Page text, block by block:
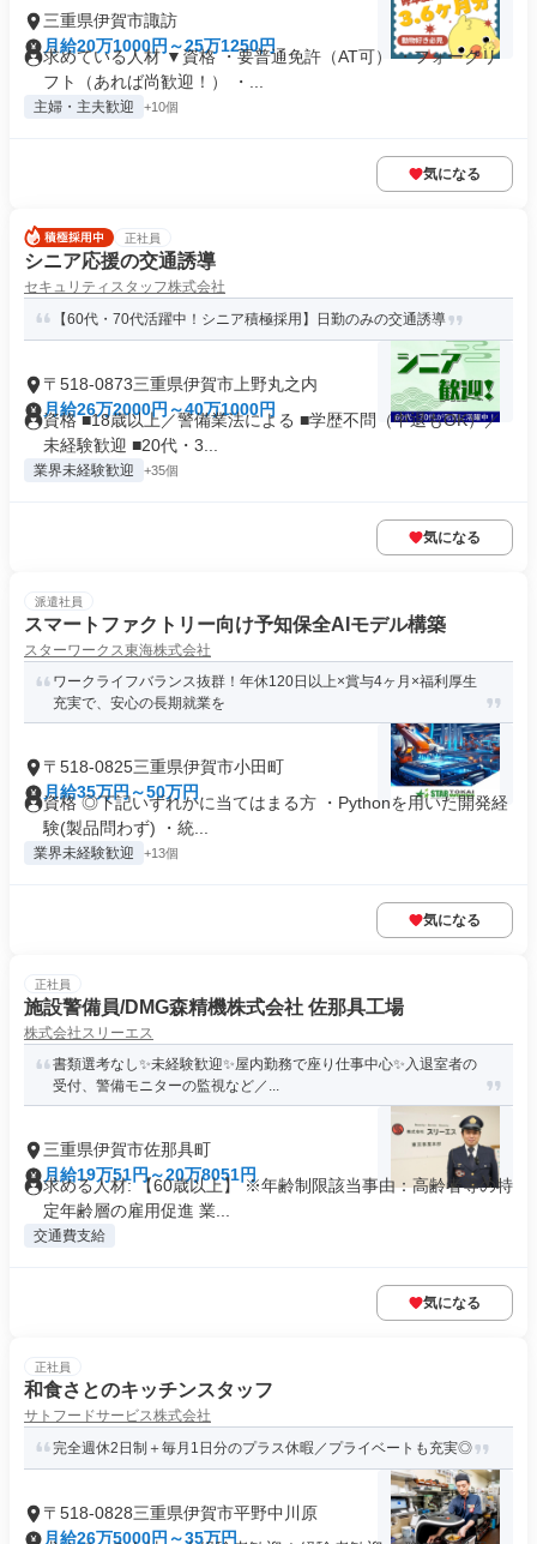
三重県伊賀市諏訪
月給20万1000円～25万1250円
求めている人材 ▼資格 ・要普通免許（AT可） ・フォークリ
フト（あれば尚歓迎！） ・...
主婦・主夫歓迎 +10個
気になる
正社員
シニア応援の交通誘導
セキュリティスタッフ株式会社
【60代・70代活躍中！シニア積極採用】日勤のみの交通誘導
〒518-0873三重県伊賀市上野丸之内
月給26万2000円～40万1000円
資格 ■18歳以上／警備業法による ■学歴不問（中退もOK）／
未経験歓迎 ■20代・3...
業界未経験歓迎 +35個
気になる
派遣社員
スマートファクトリー向け予知保全AIモデル構築
スターワークス東海株式会社
ワークライフバランス抜群！年休120日以上×賞与4ヶ月×福利厚生
充実で、安心の長期就業を
〒518-0825三重県伊賀市小田町
月給35万円～50万円
資格 ◎下記いずれかに当てはまる方 ・Pythonを用いた開発経
験(製品問わず) ・統...
業界未経験歓迎 +13個
気になる
正社員
施設警備員/DMG森精機株式会社 佐那具工場
株式会社スリーエス
書類選考なし✨未経験歓迎✨屋内勤務で座り仕事中心✨入退室者の
受付、警備モニターの監視など／...
三重県伊賀市佐那具町
月給19万51円～20万8051円
求める人材: 【60歳以上】 ※年齢制限該当事由：高齢者等の特
定年齢層の雇用促進 業...
交通費支給
気になる
正社員
和食さとのキッチンスタッフ
サトフードサービス株式会社
完全週休2日制＋毎月1日分のプラス休暇／プライベートも充実◎
〒518-0828三重県伊賀市平野中川原
月給26万5000円～35万円